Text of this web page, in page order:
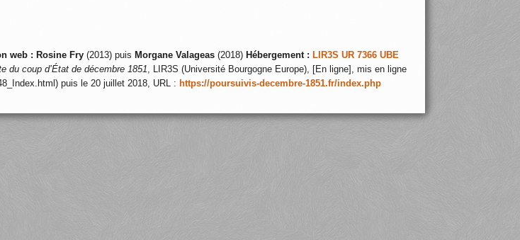
web : Rosine Fry (2013) puis Morgane Valageas (2018) Hébergement : LIR3S UR 7366 UBE
du coup d’État de décembre 1851 , LIR3S (Université Bourgogne Europe), [En ligne], mis en ligne
puis le 20 juillet 2018, URL : https://poursuivis-decembre-1851.fr/index.php